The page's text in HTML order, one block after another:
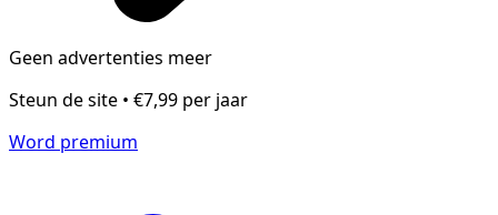
Geen advertenties meer
Steun de site • €7,99 per jaar
Word premium